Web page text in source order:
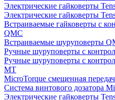
Электрические гайковерты
Электрические гайковерты
Встраиваемые гайковерты с
QMC
Встраиваемые шуруповерты
Ручные шуруповерты с
Ручные шуруповерты с
MT
MicroTorque смещенная
Система винтового дозатора
Электрические гайковерты